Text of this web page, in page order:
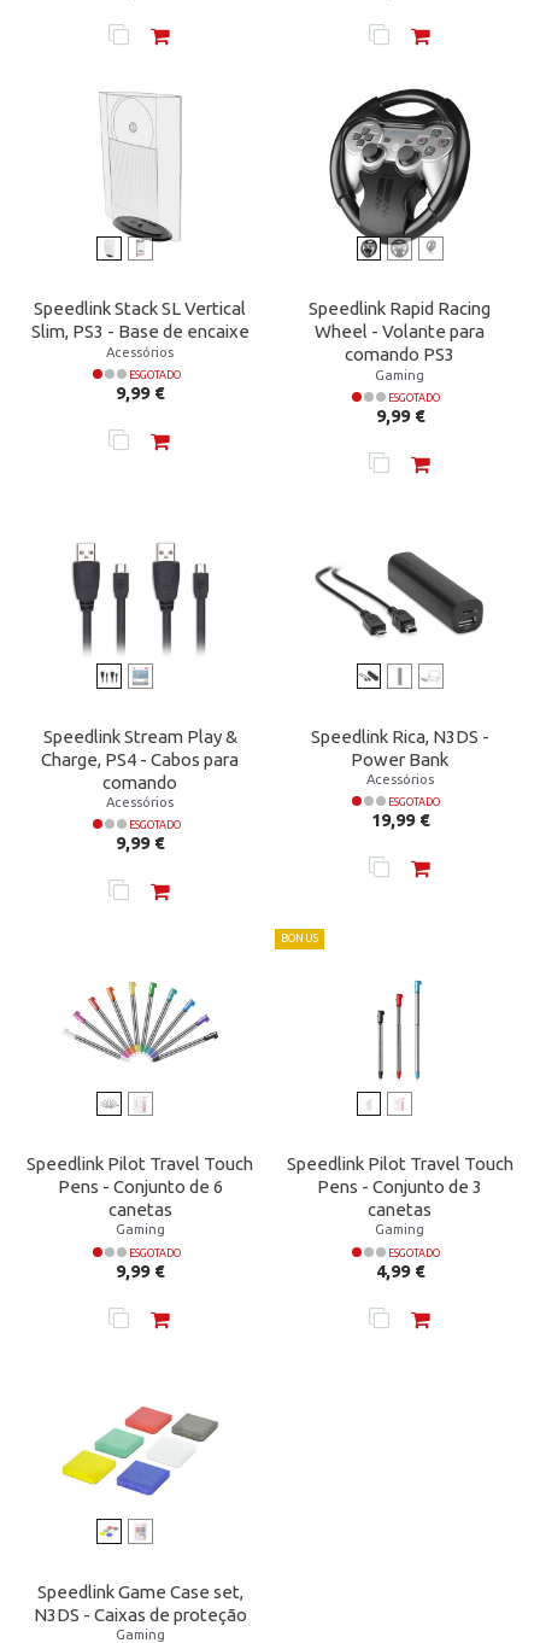
Speedlink Stack SL Vertical
Slim, PS3 - Base de encaixe
Acessórios
ESGOTADO
Preço
9,99 €
Speedlink Rapid Racing
Wheel - Volante para
comando PS3
Gaming
ESGOTADO
Preço
9,99 €
Speedlink Stream Play &
Charge, PS4 - Cabos para
comando
Acessórios
ESGOTADO
Preço
9,99 €
Speedlink Rica, N3DS -
Power Bank
Acessórios
ESGOTADO
Preço
19,99 €
Speedlink Pilot Travel Touch
Pens - Conjunto de 6
canetas
Gaming
ESGOTADO
Preço
9,99 €
BONUS
Speedlink Pilot Travel Touch
Pens - Conjunto de 3
canetas
Gaming
ESGOTADO
Preço
4,99 €
Speedlink Game Case set,
N3DS - Caixas de proteção
Gaming